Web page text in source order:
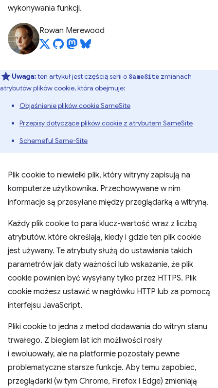
wykonywania funkcji.
Rowan Merewood
Uwaga:ten artykuł jest częścią serii o SameSite zmianach
atrybutów plików cookie, która obejmuje:
Objaśnienie plików cookie SameSite
Przepisy dotyczące plików cookie z atrybutem SameSite
Schemeful Same-Site
Plik cookie to niewielki plik, który witryny zapisują na
komputerze użytkownika. Przechowywane w nim
informacje są przesyłane między przeglądarką a witryną.
Każdy plik cookie to para klucz-wartość wraz z liczbą
atrybutów, które określają, kiedy i gdzie ten plik cookie
jest używany. Te atrybuty służą do ustawiania takich
parametrów jak daty ważności lub wskazanie, że plik
cookie powinien być wysyłany tylko przez HTTPS. Plik
cookie możesz ustawić w nagłówku HTTP lub za pomocą
interfejsu JavaScript.
Pliki cookie to jedna z metod dodawania do witryn stanu
trwałego. Z biegiem lat ich możliwości rosły
i ewoluowały, ale na platformie pozostały pewne
problematyczne starsze funkcje. Aby temu zapobiec,
przeglądarki (w tym Chrome, Firefox i Edge) zmieniają